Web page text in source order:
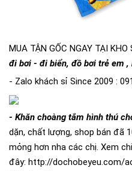
MUA TẬN GỐC NGAY TẠI
đi bơi - đi biển, đồ bơi trẻ em ,
- Zalo khách sỉ Since 2009 :
- Khăn choàng tắm hình thú
dặn, chất lượng, shop bán đã
mỏng hơn nha các chị. Xem
đây: http://dochobeyeu.com/